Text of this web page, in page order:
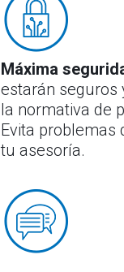
Máxima
estarán seguros
la normativa de
Evita problemas
tu asesoría.